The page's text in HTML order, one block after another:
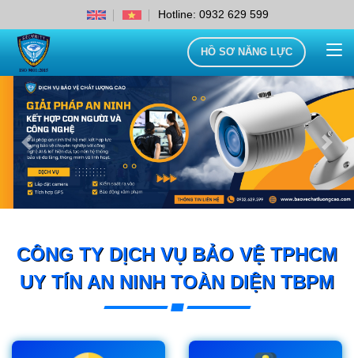
Hotline: 0932 629 599
HỒ SƠ NĂNG LỰC
Previous Next
CÔNG TY DỊCH VỤ BẢO VỆ TPHCM
UY TÍN AN NINH TOÀN DIỆN TBPM